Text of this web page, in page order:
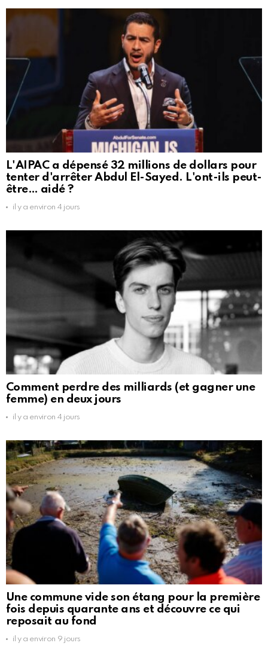
L'AIPAC a dépensé 32 millions de dollars pour
tenter d'arrêter Abdul El-Sayed. L'ont-ils peut-
être… aidé ?
il y a environ 4 jours
Comment perdre des milliards (et gagner une
femme) en deux jours
il y a environ 4 jours
Une commune vide son étang pour la première
fois depuis quarante ans et découvre ce qui
reposait au fond
il y a environ 9 jours